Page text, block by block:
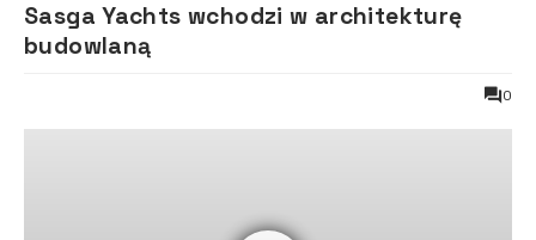
Sasga Yachts wchodzi w architekturę
budowlaną
0